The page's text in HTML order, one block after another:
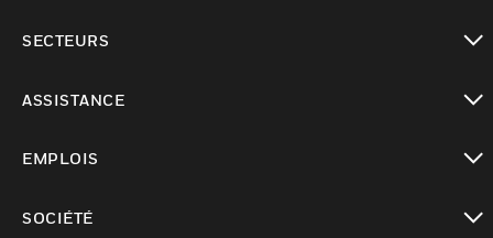
SECTEURS
ASSISTANCE
EMPLOIS
SOCIÉTÉ